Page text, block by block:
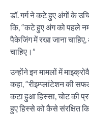
डॉ. गर्ग ने कटे हुए अंगों के
कि, “कटे हुए अंग को पहले
पैकेजिंग में रखा जाना
चाहिए।”
उन्होंने इन मामलों में
कहा, “रीइम्प्लांटेशन की
कटा हुआ हिस्सा, चोट की
हुए हिस्से को कैसे संरक्षित